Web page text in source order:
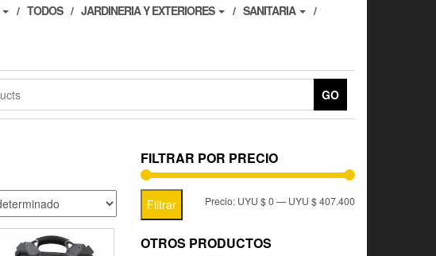
TODOS JARDINERIA Y EXTERIORES SANITARIA
GO
FILTRAR POR PRECIO
Filtrar Precio: UYU $ 0—UYU $ 407.400
OTROS PRODUCTOS